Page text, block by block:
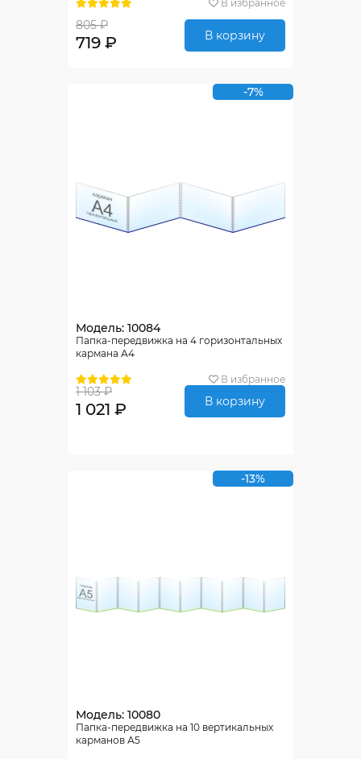
В избранное
805 ₽
719 ₽ В корзину
-7%
Модель: 10084
Папка-передвижка на 4 горизонтальных
кармана А4
В избранное
1 103 ₽
1 021 ₽ В корзину
-13%
Модель: 10080
Папка-передвижка на 10 вертикальных
карманов А5